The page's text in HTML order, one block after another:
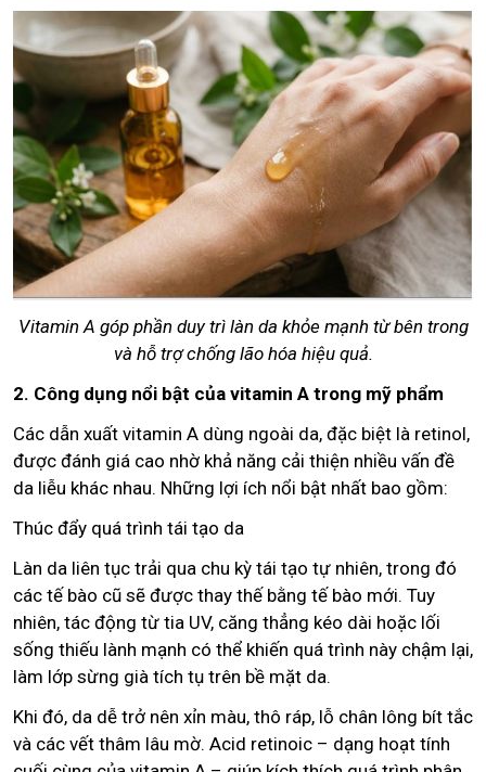
Vitamin A góp phần duy trì làn da khỏe mạnh từ bên trong
và hỗ trợ chống lão hóa hiệu quả.
2. Công dụng nổi bật của vitamin A trong mỹ phẩm
Các dẫn xuất vitamin A dùng ngoài da, đặc biệt là retinol,
được đánh giá cao nhờ khả năng cải thiện nhiều vấn đề
da liễu khác nhau. Những lợi ích nổi bật nhất bao gồm:
Thúc đẩy quá trình tái tạo da
Làn da liên tục trải qua chu kỳ tái tạo tự nhiên, trong đó
các tế bào cũ sẽ được thay thế bằng tế bào mới. Tuy
nhiên, tác động từ tia UV, căng thẳng kéo dài hoặc lối
sống thiếu lành mạnh có thể khiến quá trình này chậm lại,
làm lớp sừng già tích tụ trên bề mặt da.
Khi đó, da dễ trở nên xỉn màu, thô ráp, lỗ chân lông bít tắc
và các vết thâm lâu mờ. Acid retinoic – dạng hoạt tính